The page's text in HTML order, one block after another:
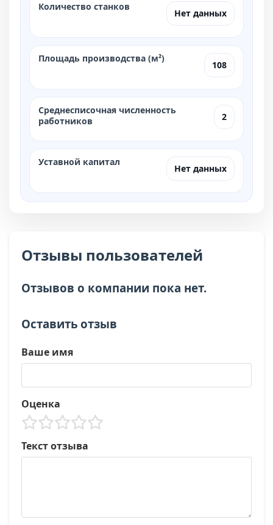
Количество станков
Нет данных
Площадь производства (м²)
108
Среднесписочная численность
работников
2
Уставной капитал
Нет данных
Отзывы пользователей
Отзывов о компании пока нет.
Оставить отзыв
Ваше имя
Оценка
Текст отзыва